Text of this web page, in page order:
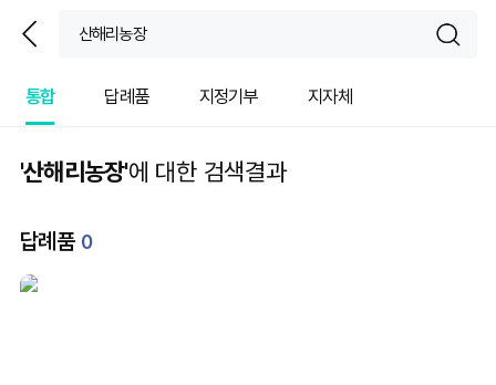
뒤
통합 답례품 지정기부 지자체
'산해리농장'에 대한 검색결과
답례품 0